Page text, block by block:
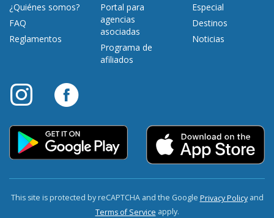
¿Quiénes somos?
FAQ
Reglamentos
Portal para
agencias
asociadas
Programa de
afiliados
Especial
Destinos
Noticias
This site is protected by reCAPTCHA and the Google Privacy Policyand
Terms of Service apply.